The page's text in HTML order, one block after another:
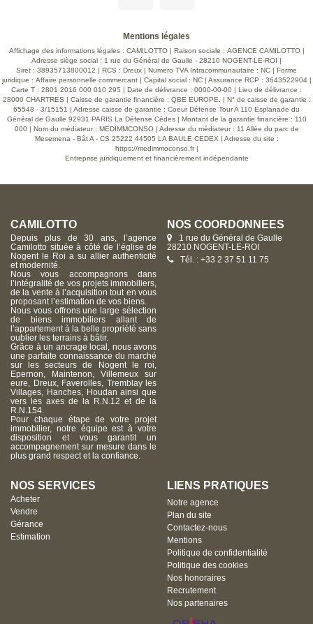
salle d'eau et un wc séparé. A l'étage, vous découvrirez un
grand palier avec espace dressing desservant 3 chambres.
Honoraires d'agence charge vendeur. Classe énergétique:
DPE E (326 kwh/m²/an en énergie primaire) / (176 kwh/m²/an
en énergie finale). GES: B (10 kg CO2/m²/an). Les
informations sur les risques auxquels ce bien est exposé
sont disponibles sur le site Géorisques :
www.georisques.gouv.fr. Barème consultable sur notre site
en page 5 de nos honoraires
Mentions légales
Affichage des informations légales : CAMILOTTO | Raison sociale : AGENCE CAMILOTTO |
Adresse siège social : 1 rue du Général de Gaulle - 28210 NOGENT-LE-ROI |
Siret : 38935713800012 | RCS : Dreux | Numero TVA Intracommunautaire : NC | Forme
juridique : Affaire personnelle commercant | Capital social : NC | Assurance RCP : 3643522904 |
Carte T : 2801 2016 000 010 295 | Date de délivrance : 0000-00-00 | Lieu de délivrance :
28000 CHARTRES | Caisse de garantie financière : QBE EUROPE. | N° de caisse de garantie :
65548 - 3/15151 | Adresse caisse de garantie : Coeur Défense Tour A 110 Esplanade du
Général de Gaulle 92931 PARIS La Défense Cédes | Montant de la garantie financière : 110
000 | Nom du médiateur : MEDIMMCONSO | Adresse du médiateur : 11 Allée du parc de
Mesemena - Bât A - CS 25222 44505 LA BAULE CEDEX | Adresse du site :
https://medimmoconso.fr|
Entreprise juridiquement et financièrement indépendante
CAMILOTTO
Depuis plus de 30 ans, l’agence
Camilotto située à côté de l’église de
Nogent le Roi a su allier authenticité
et modernité.
Nous vous accompagnons dans
l’intégralité de vos projets immobiliers,
de la vente à l’acquisition tout en vous
proposant l’estimation de vos biens.
Nous vous offrons une large sélection
de biens immobiliers allant de
l’appartement à la belle propriété sans
oublier les terrains à bâtir.
Grâce à un ancrage local, nous avons
une parfaite connaissance du marché
sur les secteurs de Nogent le roi,
Epernon, Maintenon, Villemeux sur
eure, Dreux, Faverolles, Tremblay les
Villages, Hanches, Houdan ainsi que
vers les axes de la R.N.12 et de la
R.N.154.
Pour chaque étape de votre projet
immobilier, notre équipe est à votre
disposition et vous garantit un
accompagnement sur mesure dans le
plus grand respect et la confiance.
NOS COORDONNÉES
1 rue du Général de Gaulle
28210 NOGENT-LE-ROI
Tél. : +33 2 37 51 11 75
NOS SERVICES
Acheter
Vendre
Gérance
Estimation
LIENS PRATIQUES
Notre agence
Plan du site
Contactez-nous
Mentions
Politique de confidentialité
Politique des cookies
Nos honoraires
Recrutement
Nos partenaires